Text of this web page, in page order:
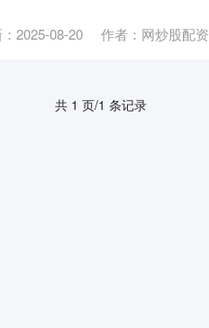
2025-08-20 作者：网炒股配资
共 1 页/1 条记录